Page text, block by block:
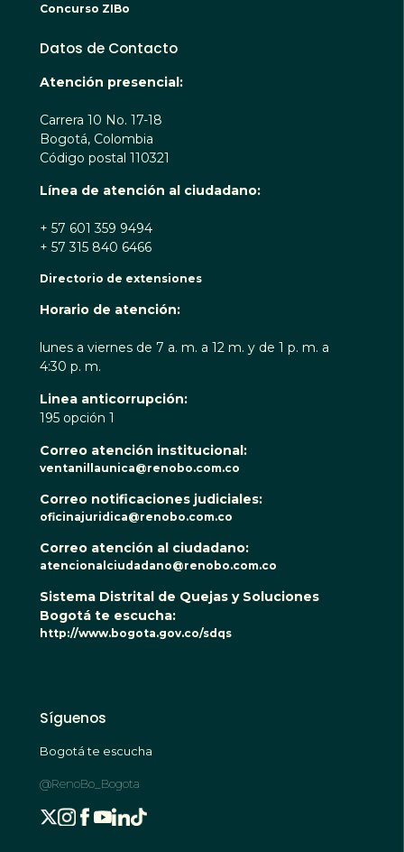
Concurso ZIBo
Datos de Contacto
Atención presencial:
Carrera 10 No. 17-18
Bogotá, Colombia
Código postal 110321
Línea de atención al ciudadano:
+ 57 601 359 9494
+ 57 315 840 6466
Directorio de extensiones
Horario de atención:
lunes a viernes de 7 a. m. a 12 m. y de 1 p. m. a
4:30 p. m.
Linea anticorrupción:
195 opción 1
Correo atención institucional:
ventanillaunica@renobo.com.co
Correo notificaciones judiciales:
oficinajuridica@renobo.com.co
Correo atención al ciudadano:
atencionalciudadano@renobo.com.co
Sistema Distrital de Quejas y Soluciones
Bogotá te escucha:
http://www.bogota.gov.co/sdqs
Síguenos
Bogotá te escucha
@RenoBo_Bogota